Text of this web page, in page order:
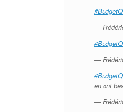
—
—
en ont
—